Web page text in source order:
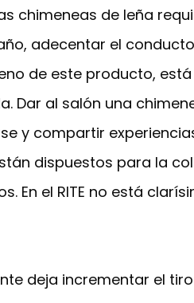
chimeneas de leña
adecentar el
de este producto,
Dar al salón una
y compartir
dispuestos para la
En el RITE no está
deja incrementar el